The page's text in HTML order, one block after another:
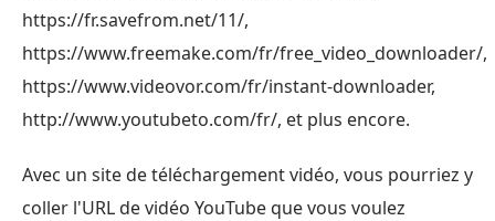
https://fr.savefrom.net/11/,
https://www.freemake.com/fr/free_video_downloader/,
https://www.videovor.com/fr/instant-downloader,
http://www.youtubeto.com/fr/, et plus encore.
Avec un site de téléchargement vidéo, vous pourriez y
coller l'URL de vidéo YouTube que vous voulez